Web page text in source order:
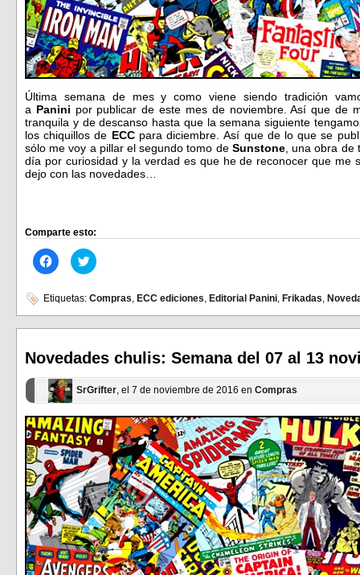
Última semana de mes y como viene siendo tradición
a Panini por publicar de este mes de noviembre. Así que de
tranquila y de descanso hasta que la semana siguiente
los chiquillos de ECCpara diciembre. Así que de lo que se
sólo me voy a pillar el segundo tomo de Sunstone, una obra de
día por curiosidad y la verdad es que he de reconocer que me
dejo con las novedades…
Comparte esto:
Haz
clic
en
Facebook
(Se
abre
ventana
nueva)
Haz
clic
en
Twitter
(Se
abre
ventana
nueva)
Etiquetas: Compras, ECC ediciones, Editorial Panini, Frikadas,
Novedades chulis: Semana del 07 al 13
SrGrifter, el 7 de noviembre de 2016 en Compras